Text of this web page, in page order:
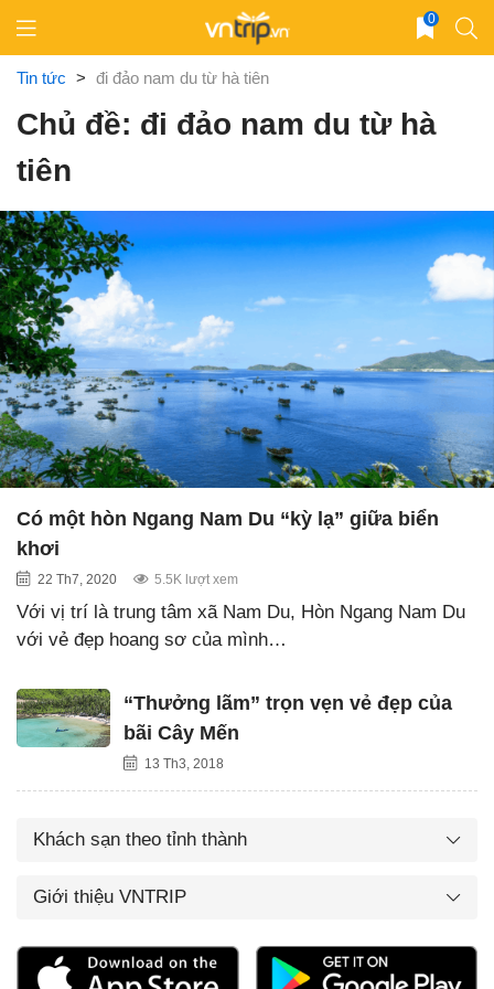
content
0
Tin tức > đi đảo nam du từ hà tiên
Chủ đề: đi đảo nam du từ hà
tiên
Có một hòn Ngang Nam Du “kỳ lạ” giữa biển
khơi
22 Th7, 2020 5.5K lượt xem
Với vị trí là trung tâm xã Nam Du, Hòn Ngang Nam Du
với vẻ đẹp hoang sơ của mình…
“Thưởng lãm” trọn vẹn vẻ đẹp của
bãi Cây Mến
13 Th3, 2018
Khách sạn theo tỉnh thành
Giới thiệu VNTRIP